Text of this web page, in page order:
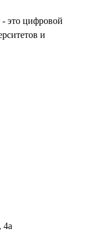
это цифровой
и
4а